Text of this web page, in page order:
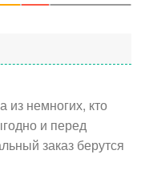
из немногих, кто
и перед
заказ берутся